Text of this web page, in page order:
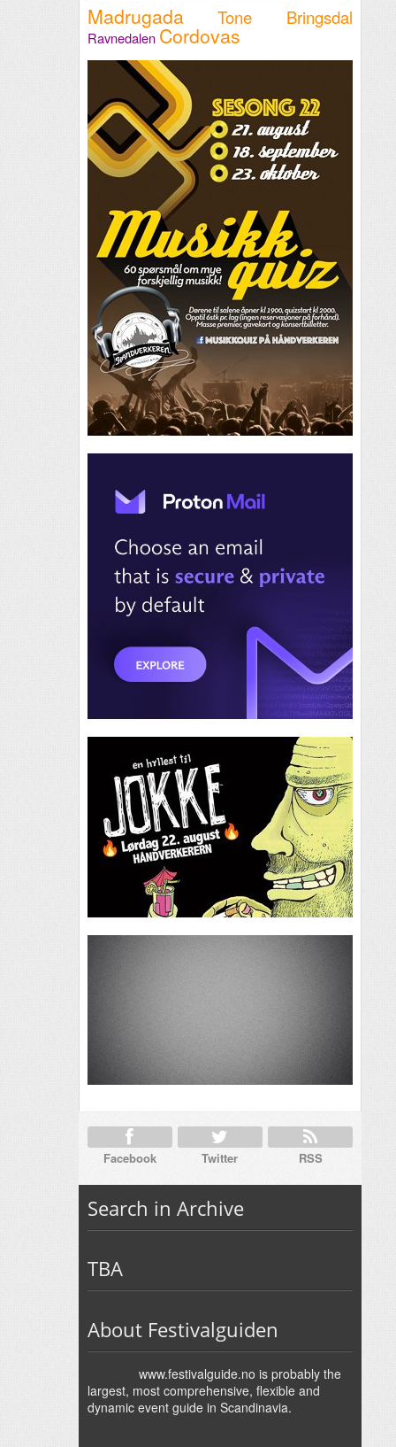
Madrugada
Tone Bringsdal
Ravnedalen Cordovas
Facebook Twitter RSS
Search in Archive
TBA
About Festivalguiden
www.festivalguide.no is probably the
largest, most comprehensive, flexible and
dynamic event guide in Scandinavia.